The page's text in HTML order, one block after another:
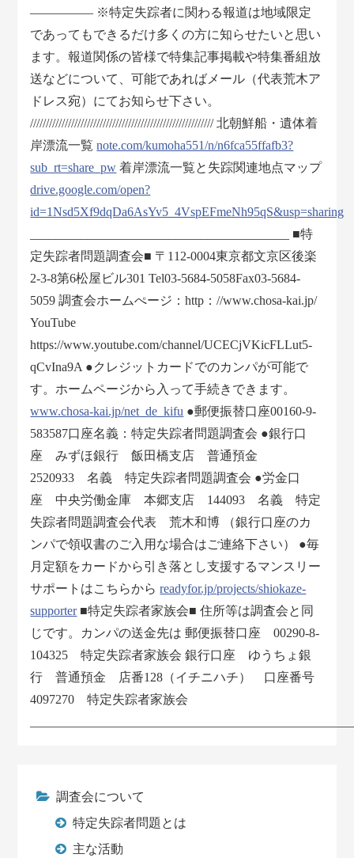
――――― ※特定失踪者に関わる報道は地域限定
であってもできるだけ多くの方に知らせたいと思い
ます。報道関係の皆様で特集記事掲載や特集番組放
送などについて、可能であればメール（代表荒木ア
ドレス宛）にてお知らせ下さい。
////////////////////////////////////////////////////////// 北朝鮮船・遺体着
岸漂流一覧note.com/kumoha551/n/n6fca55ffafb3?
sub_rt=share_pw 着岸漂流一覧と失踪関連地点マップ
drive.google.com/open?
id=1Nsd5Xf9dqDa6AsYv5_4VspEFmeNh95qS&usp=sharing
_________________________________________ ■特
定失踪者問題調査会■ 〒112-0004東京都文京区後楽
2-3-8第6松屋ビル301 Tel03-5684-5058Fax03-5684-
5059 調査会ホームぺージ：http：//www.chosa-kai.jp/
YouTube
https://www.youtube.com/channel/UCECjVKicFLLut5-
qCvIna9A ●クレジットカードでのカンパが可能で
す。ホームページから入って手続きできます。
www.chosa-kai.jp/net_de_kifu ●郵便振替口座00160-9-
583587口座名義：特定失踪者問題調査会 ●銀行口
座 みずほ銀行 飯田橋支店 普通預金
2520933 名義 特定失踪者問題調査会 ●労金口
座 中央労働金庫 本郷支店 144093 名義 特定
失踪者問題調査会代表 荒木和博 （銀行口座のカ
ンパで領収書のご入用な場合はご連絡下さい） ●毎
月定額をカードから引き落とし支援するマンスリー
サポートはこちらからreadyfor.jp/projects/shiokaze-
supporter■特定失踪者家族会■ 住所等は調査会と同
じです。カンパの送金先は 郵便振替口座 00290-8-
104325 特定失踪者家族会 銀行口座 ゆうちょ銀
行 普通預金 店番128（イチニハチ） 口座番号
4097270 特定失踪者家族会
調査会について
特定失踪者問題とは
主な活動